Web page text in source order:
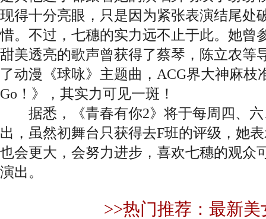
现得十分亮眼，只是因为紧张表演结尾处
惜。不过，七穗的实力远不止于此。她曾
甜美透亮的歌声曾获得了蔡琴，陈立农等
了动漫《球咏》主题曲，ACG界大神麻枝
Go！》，其实力可见一斑！
据悉，《青春有你2》将于每周四、六
出，虽然初舞台只获得去F班的评级，她
也会更大，会努力进步，喜欢七穗的观众
演出。
>>热门推荐：最新美